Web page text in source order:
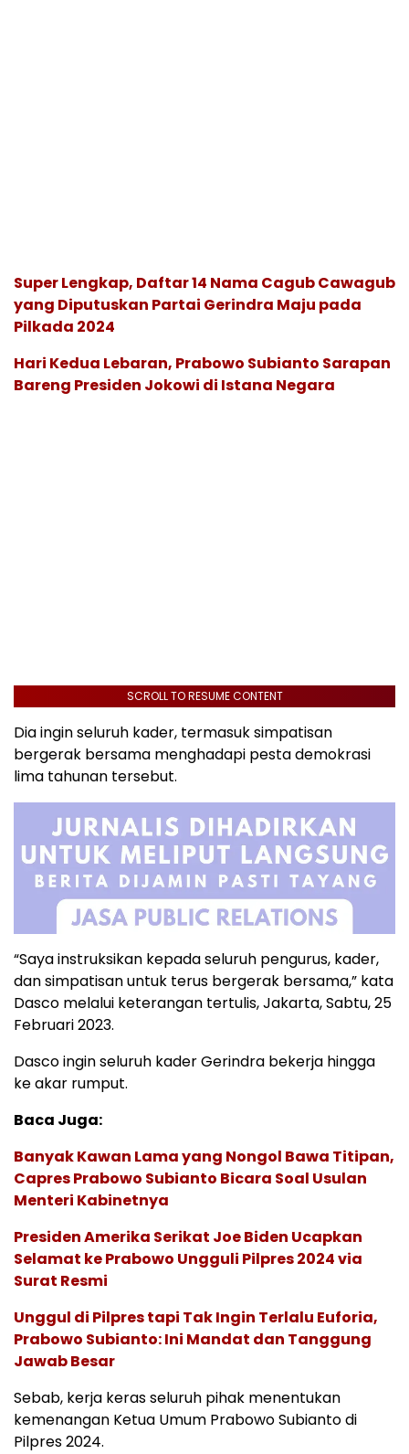
Super Lengkap, Daftar 14 Nama Cagub Cawagub
yang Diputuskan Partai Gerindra Maju pada
Pilkada 2024
Hari Kedua Lebaran, Prabowo Subianto Sarapan
Bareng Presiden Jokowi di Istana Negara
SCROLL TO RESUME CONTENT
Dia ingin seluruh kader, termasuk simpatisan
bergerak bersama menghadapi pesta demokrasi
lima tahunan tersebut.
“Saya instruksikan kepada seluruh pengurus, kader,
dan simpatisan untuk terus bergerak bersama,” kata
Dasco melalui keterangan tertulis, Jakarta, Sabtu, 25
Februari 2023.
Dasco ingin seluruh kader Gerindra bekerja hingga
ke akar rumput.
Baca Juga:
Banyak Kawan Lama yang Nongol Bawa Titipan,
Capres Prabowo Subianto Bicara Soal Usulan
Menteri Kabinetnya
Presiden Amerika Serikat Joe Biden Ucapkan
Selamat ke Prabowo Ungguli Pilpres 2024 via
Surat Resmi
Unggul di Pilpres tapi Tak Ingin Terlalu Euforia,
Prabowo Subianto: Ini Mandat dan Tanggung
Jawab Besar
Sebab, kerja keras seluruh pihak menentukan
kemenangan Ketua Umum Prabowo Subianto di
Pilpres 2024.